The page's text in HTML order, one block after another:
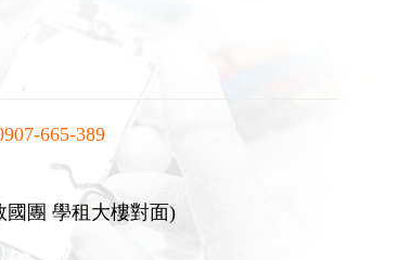
665-389
國團 學租大樓對面)